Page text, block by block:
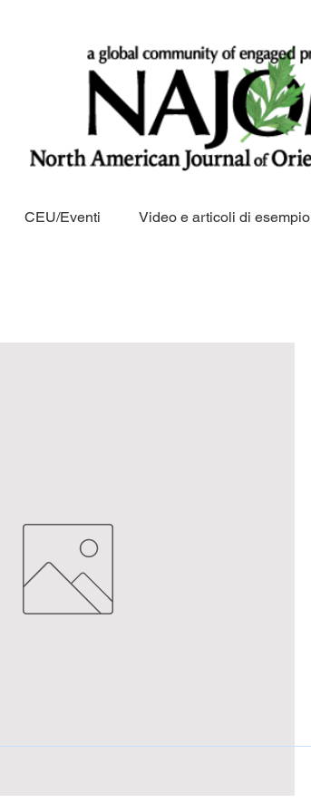
CEU/Eventi Video e articoli di esempio